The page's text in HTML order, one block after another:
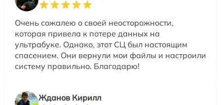
Очень сожалею о своей неосторожности,
которая привела к потере данных на
ультрабуке. Однако, этот СЦ был настоящим
спасением. Они вернули мои файлы и настроили
систему правильно. Благодарю!
Жданов Кирилл